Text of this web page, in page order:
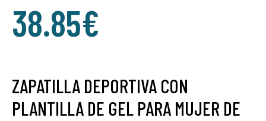
38.85€
ZAPATILLA DEPORTIVA CON
PLANTILLA DE GEL PARA MUJER DE